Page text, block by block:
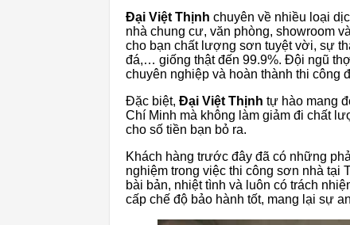
Đại Việt Thịnh chuyên về nhiều loại
nhà chung cư, văn phòng, showroom
cho bạn chất lượng sơn tuyệt vời, sự
đá,… giống thật đến 99.9%. Đội ngũ
chuyên nghiệp và hoàn thành thi công
Đặc biệt, Đại Việt Thịnh tự hào mang
Chí Minh mà không làm giảm đi chất
cho số tiền bạn bỏ ra.
Khách hàng trước đây đã có những
nghiệm trong việc thi công sơn nhà tại
bài bản, nhiệt tình và luôn có trách
cấp chế độ bảo hành tốt, mang lại sự